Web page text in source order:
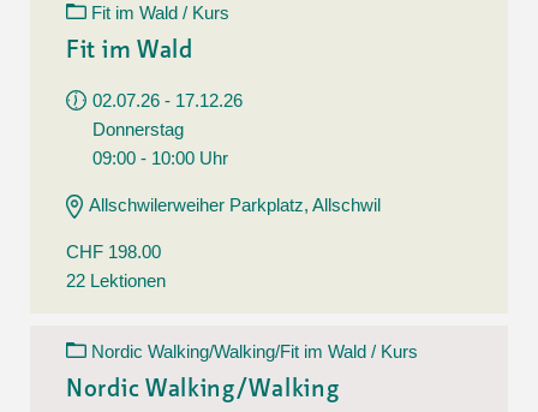
Fit im Wald / Kurs
Fit im Wald
02.07.26 - 17.12.26
Donnerstag
09:00 - 10:00 Uhr
Allschwilerweiher Parkplatz, Allschwil
CHF 198.00
22 Lektionen
Nordic Walking/Walking/Fit im Wald / Kurs
Nordic Walking/Walking